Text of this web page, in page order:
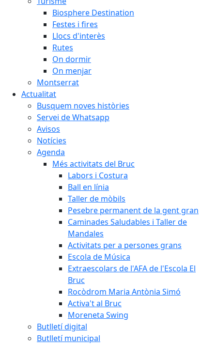
Biosphere Destination
Festes i fires
Llocs d'interès
Rutes
On dormir
On menjar
Montserrat
Actualitat
Busquem noves històries
Servei de Whatsapp
Avisos
Notícies
Agenda
Més activitats del Bruc
Labors i Costura
Ball en línia
Taller de mòbils
Pesebre permanent de la gent gran
Caminades Saludables i Taller de
Mandales
Activitats per a persones grans
Escola de Música
Extraescolars de l'AFA de l'Escola El
Bruc
Rocòdrom Maria Antònia Simó
Activa't al Bruc
Moreneta Swing
Butlletí digital
Butlletí municipal